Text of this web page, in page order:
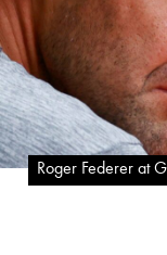
Roger Federer at